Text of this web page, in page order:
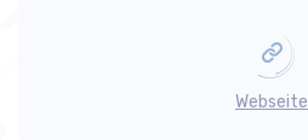
Webseite